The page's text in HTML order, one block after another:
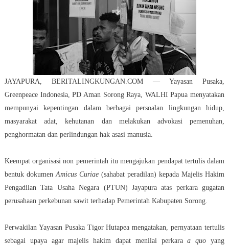
Amicus
Curiae,
Papua
Bukan
Tanah
Kosong
JAYAPURA, BERITALINGKUNGAN.COM — Yayasan Pusaka,
Greenpeace Indonesia, PD Aman Sorong Raya, WALHI Papua menyatakan
mempunyai kepentingan dalam berbagai persoalan lingkungan hidup,
masyarakat adat, kehutanan dan melakukan advokasi pemenuhan,
penghormatan dan perlindungan hak asasi manusia.
Keempat organisasi non pemerintah itu mengajukan pendapat tertulis dalam
bentuk dokumen Amicus Curiae (sahabat peradilan) kepada Majelis Hakim
Pengadilan Tata Usaha Negara (PTUN) Jayapura atas perkara gugatan
perusahaan perkebunan sawit terhadap Pemerintah Kabupaten Sorong.
Perwakilan Yayasan Pusaka Tigor Hutapea mengatakan, pernyataan tertulis
sebagai upaya agar majelis hakim dapat menilai perkaraa quo yang